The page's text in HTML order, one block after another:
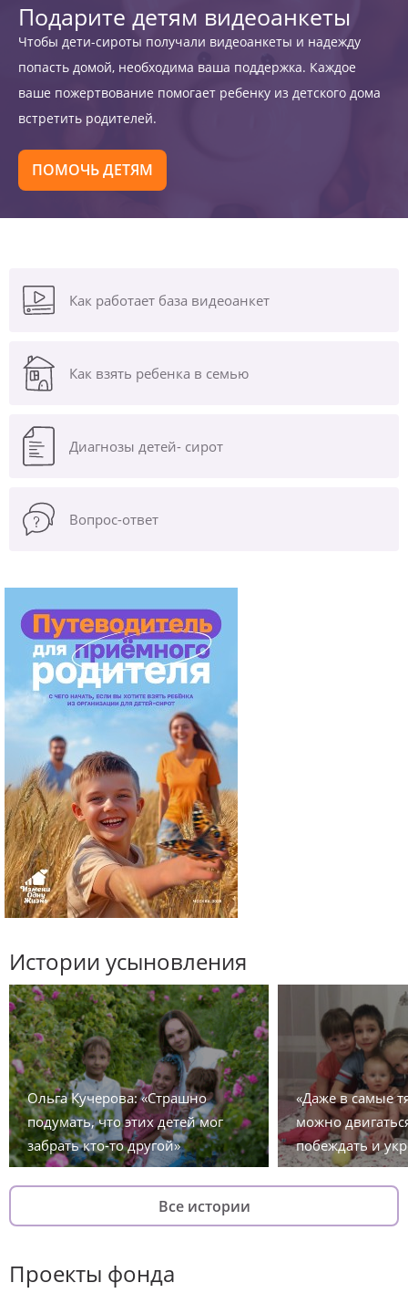
Подарите детям видеоанкеты
Чтобы дети-сироты получали видеоанкеты и надежду
попасть домой, необходима ваша поддержка. Каждое
ваше пожертвование помогает ребенку из детского дома
встретить родителей.
ПОМОЧЬ ДЕТЯМ
Как работает база видеоанкет
Как взять ребенка в семью
Диагнозы детей- сирот
Вопрос-ответ
Истории усыновления
Ольга Кучерова: «Страшно
подумать, что этих детей мог
забрать кто-то другой»
«Даже в самые
можно
побеждать и
Все истории
Проекты фонда